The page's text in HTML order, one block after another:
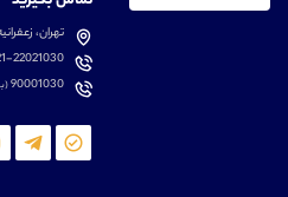
تهران،
22021030
90001030